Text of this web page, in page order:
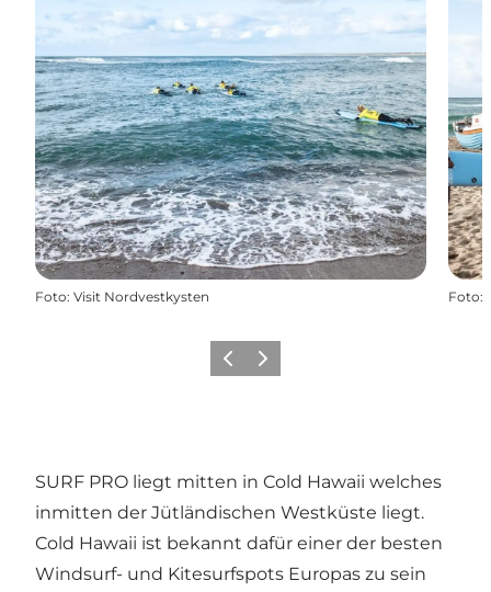
Foto: Visit Nordvestkysten Foto:
ZurückWeiter
SURF PRO liegt mitten in Cold Hawaii welches
inmitten der Jütländischen Westküste liegt.
Cold Hawaii ist bekannt dafür einer der besten
Windsurf- und Kitesurfspots Europas zu sein